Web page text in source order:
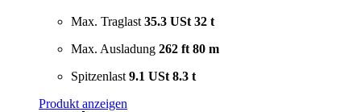
Max. Traglast35.3 USt 32 t
Max. Ausladung 262 ft 80 m
Spitzenlast9.1 USt 8.3 t
Produkt anzeigen